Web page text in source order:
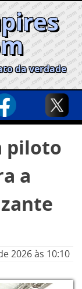
da verdade
piloto
a
2026às 10:10